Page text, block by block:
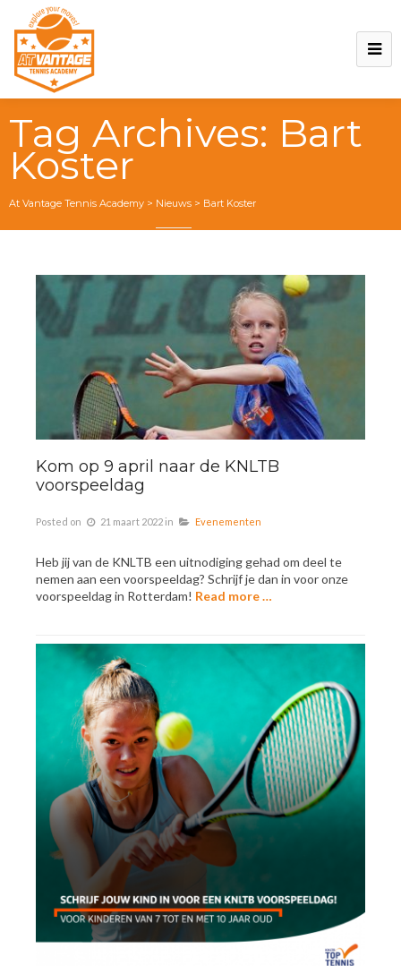
Tag Archives: Bart
Koster
At Vantage Tennis Academy > Nieuws > Bart Koster
Kom op 9 april naar de KNLTB
voorspeeldag
Posted on 21 maart 2022 in Evenementen
Heb jij van de KNLTB een uitnodiging gehad om deel te
nemen aan een voorspeeldag? Schrijf je dan in voor onze
voorspeeldag in Rotterdam! Read more …